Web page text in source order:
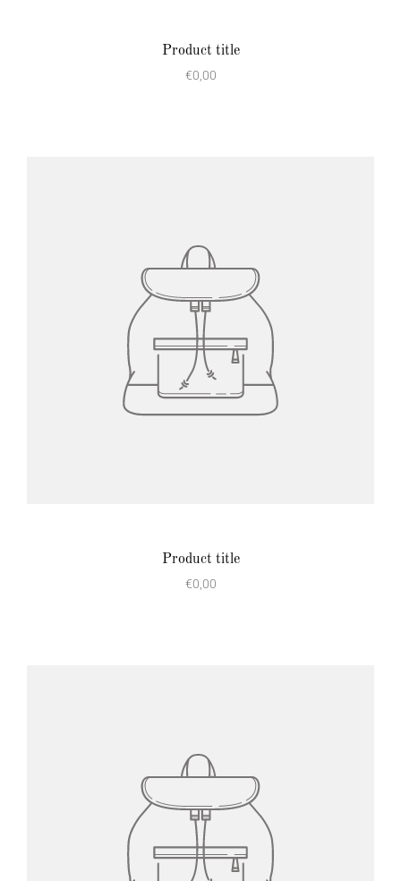
Product title
€0,00
Product title
€0,00